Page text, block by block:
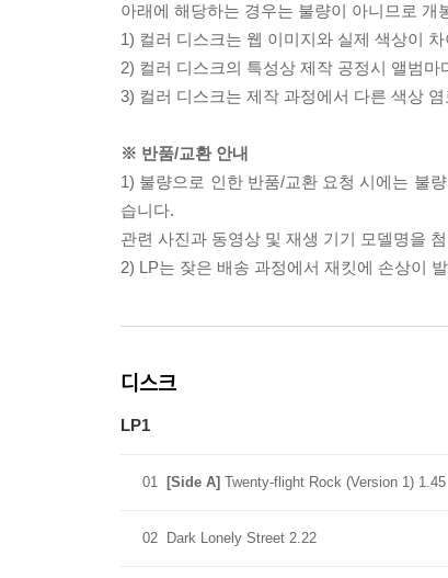
아래에 해당하는 경우는 불량이 아니므로 개
1) 컬러 디스크는 웹 이미지와 실제 색상이
2) 컬러 디스크의 특성상 제작 공정시 앨범
3) 컬러 디스크는 제작 과정에서 다른 색상
※ 반품/교환 안내
1) 불량으로 인한 반품/교환 요청 시에는 불
습니다.
관련 사진과 동영상 및 재생 기기 모델명을
2) LP는 잦은 배송 과정에서 재킷에 손상이
디스크
LP1
01 [Side A] Twenty-flight Rock (Version 1) 1.45
02 Dark Lonely Street 2.22